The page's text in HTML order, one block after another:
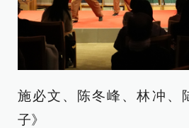
施必文、陈冬峰、林冲、
子》